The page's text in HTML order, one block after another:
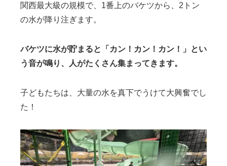
関西最大級の規模で、1番上のバケツから、2トン
の水が降り注ぎます。
バケツに水が貯まると「カン！カン！カン！」とい
う音が鳴り、人がたくさん集まってきます。
子どもたちは、大量の水を真下でうけて大興奮でし
た！